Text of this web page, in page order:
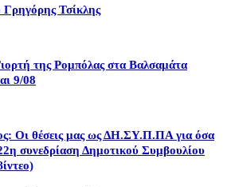
Τσίκλης
της Ρομπόλας στα Βαλσαμάτα
9/08
Οι θέσεις μας ως ΔΗ.ΣΥ.Π.ΠΑ για όσα
συνεδρίαση Δημοτικού Συμβουλίου